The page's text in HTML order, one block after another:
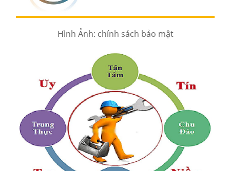
Hình Ảnh: chính sách bảo mật